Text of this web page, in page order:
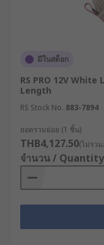
มีในสต็อก
RS PRO 12V
Length
RS Stock No. 883-7894
ยอดรวมย่อย (1 ชิ้น)
THB4,127.50(ไม่รว
จำนวน / Quantity